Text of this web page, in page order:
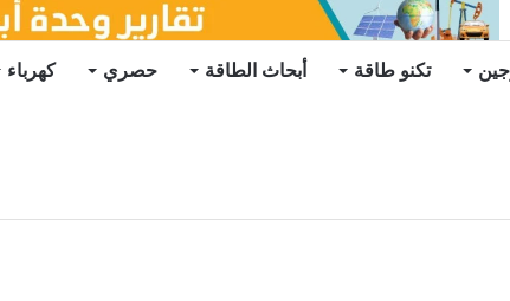
تكنو طاقة أبحاث الطاقة حصري كهرباء